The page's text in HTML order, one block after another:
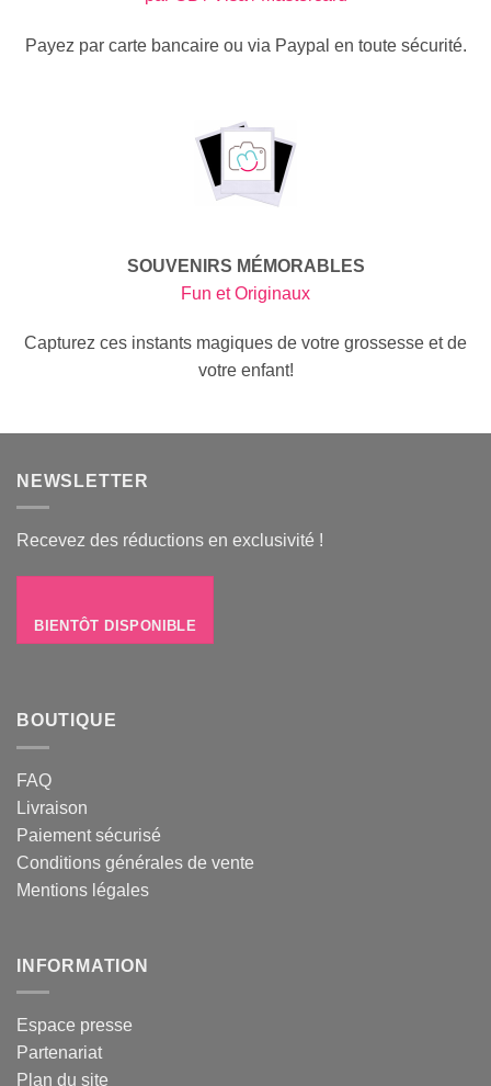
Payez par carte bancaire ou via Paypal en toute sécurité.
SOUVENIRS MÉMORABLES
Fun et Originaux
Capturez ces instants magiques de votre grossesse et de
votre enfant!
NEWSLETTER
Recevez des réductions en exclusivité !
BIENTÔT DISPONIBLE
BOUTIQUE
FAQ
Livraison
Paiement sécurisé
Conditions générales de vente
Mentions légales
INFORMATION
Espace presse
Partenariat
Plan du site